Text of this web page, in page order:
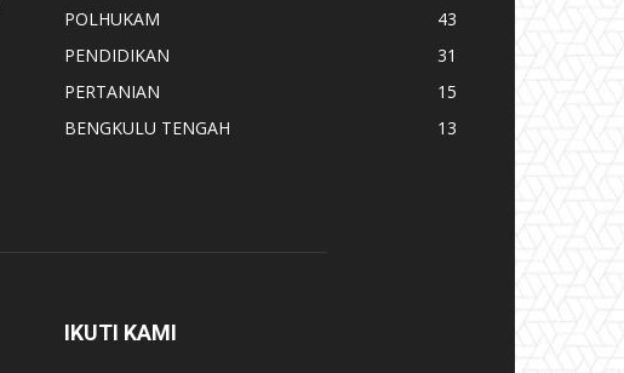
POLHUKAM
43
PENDIDIKAN
31
PERTANIAN
15
BENGKULU TENGAH
13
IKUTI KAMI